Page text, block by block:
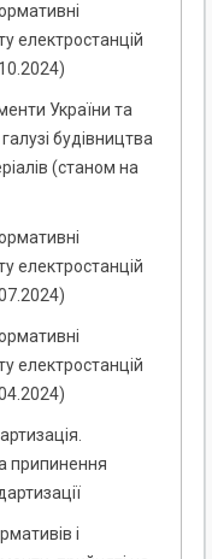
електростанцій
України та
будівництва
(станом на
електростанцій
електростанцій
припинення
і